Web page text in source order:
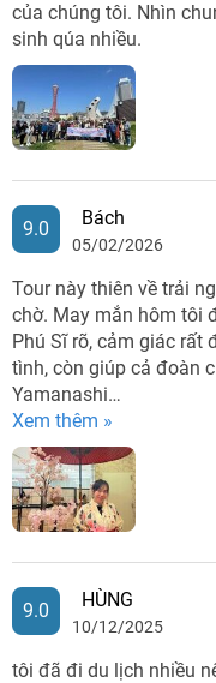
của chúng tôi. Nhìn
sinh qúa nhiều.
9.0 Bách
05/02/2026
Tour này thiên về trải
chờ. May mắn hôm tôi
Phú Sĩ rõ, cảm giác rất
tình, còn giúp cả đoàn
Yamanashi…
Xem thêm »
9.0 HÙNG
10/12/2025
tôi đã đi du lịch nhiều